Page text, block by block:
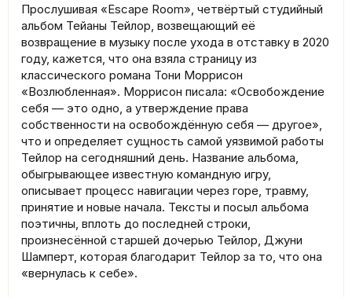
Прослушивая «Escape Room», четвёртый студийный
альбом Тейаны Тейлор, возвещающий её
возвращение в музыку после ухода в отставку в 2020
году, кажется, что она взяла страницу из
классического романа Тони Моррисон
«Возлюбленная». Моррисон писала: «Освобождение
себя — это одно, а утверждение права
собственности на освобождённую себя — другое»,
что и определяет сущность самой уязвимой работы
Тейлор на сегодняшний день. Название альбома,
обыгрывающее известную командную игру,
описывает процесс навигации через горе, травму,
принятие и новые начала. Тексты и посыл альбома
поэтичны, вплоть до последней строки,
произнесённой старшей дочерью Тейлор, Джуни
Шамперт, которая благодарит Тейлор за то, что она
«вернулась к себе».